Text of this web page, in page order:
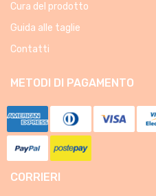
Cura del prodotto
Guida alle taglie
Contatti
METODI DI PAGAMENTO
CORRIERI